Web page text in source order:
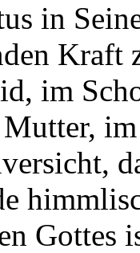
in
Kraft
im
Gottes